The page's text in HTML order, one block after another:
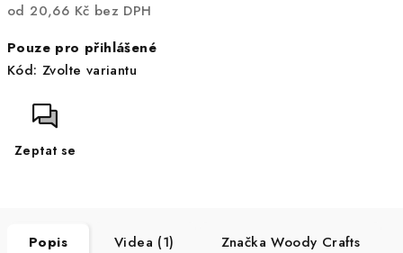
od20,66 Kč bez DPH
cena:
Pouze pro přihlášené
Kód: Zvolte variantu
Zeptat se
Popis Videa (1) Značka Woody Crafts